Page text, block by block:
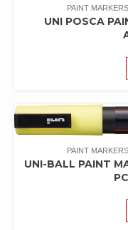
PAINT MARKERS
UNI POSCA
PAINT MARKERS
UNI-BALL PAINT